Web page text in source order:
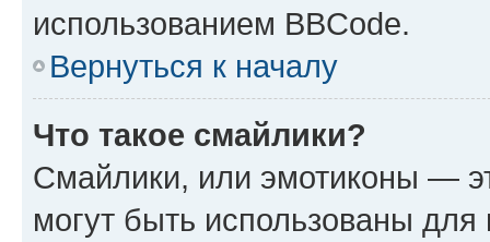
использованием BBCode.
Вернуться к началу
Что такое смайлики?
Смайлики, или эмотиконы —
могут быть использованы